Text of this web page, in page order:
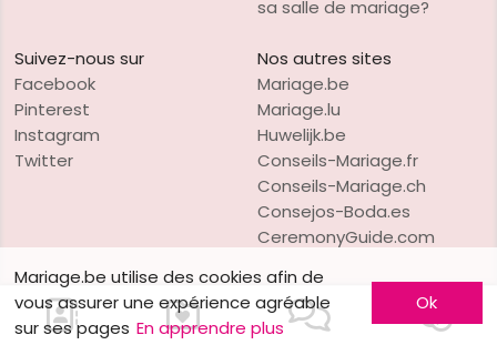
sa salle de mariage?
Suivez-nous sur
Facebook
Pinterest
Instagram
Twitter
Nos autres sites
Mariage.be
Mariage.lu
Huwelijk.be
Conseils-Mariage.fr
Conseils-Mariage.ch
Consejos-Boda.es
CeremonyGuide.com
VO PublishingCopyright © 1997-2026 Mariage.be
Mariage.be utilise des cookies afin de
vous assurer une expérience agréable
sur ses pages En apprendre plus
Ok